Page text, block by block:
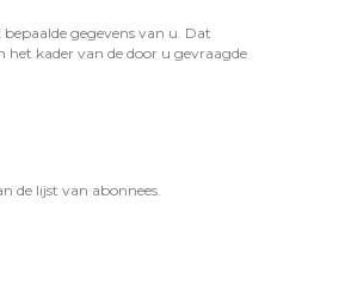
gegevens van u. Dat
het kader van de door u gevraagde
de lijst van abonnees.